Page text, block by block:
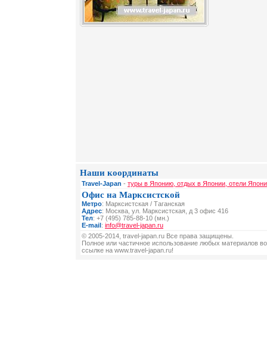
Наши координаты
Travel-Japan - туры в Японию, отдых в Японии, отели
Офис на Марксистской
Метро: Марксистская / Таганская
Адрес: Москва, ул. Марксистская, д 3 офис 416
Тел: +7 (495) 785-88-10 (мн.)
E-mail: info@travel-japan.ru
© 2005-2014, travel-japan.ru Все права защищены.
Полное или частичное использование любых материалов
ссылке на www.travel-japan.ru!